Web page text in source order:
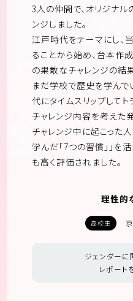
3人の仲間で、オリジナ
ンジしました。
江戸時代をテーマにし、
ることから始め、台本作
の果敢なチャレンジの結果
まだ学校で歴史を学んで
代にタイムスリップしてト
チャレンジ内容を考えた
チャレンジ中に起こった
学んだ「7つの習慣」」を
も高く評価されました。
理性的
高校生
ジェンダーに
レポート